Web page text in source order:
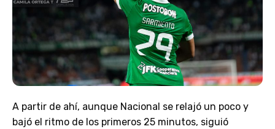
A partir de ahí, aunque Nacional se relajó un poco y
bajó el ritmo de los primeros 25 minutos, siguió